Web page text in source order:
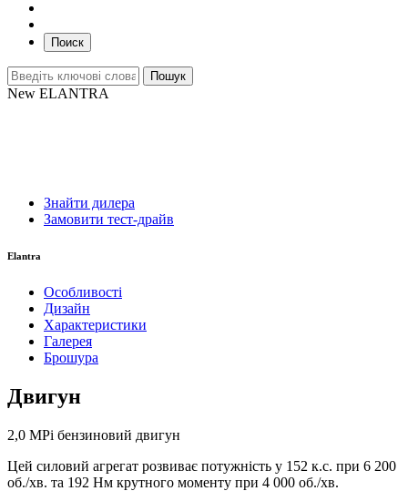
Поиск
New ELANTRA
Знайти дилера
Замовити тест-драйв
Elantra
Особливості
Дизайн
Характеристики
Галерея
Брошура
Двигун
2,0 MPi бензиновий двигун
Цей силовий агрегат розвиває потужність у 152 к.с. при 6 200
об./хв. та 192 Нм крутного моменту при 4 000 об./хв.